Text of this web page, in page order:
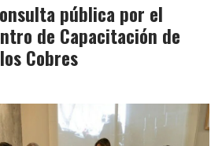
pública por el
de Capacitación de
Cobres